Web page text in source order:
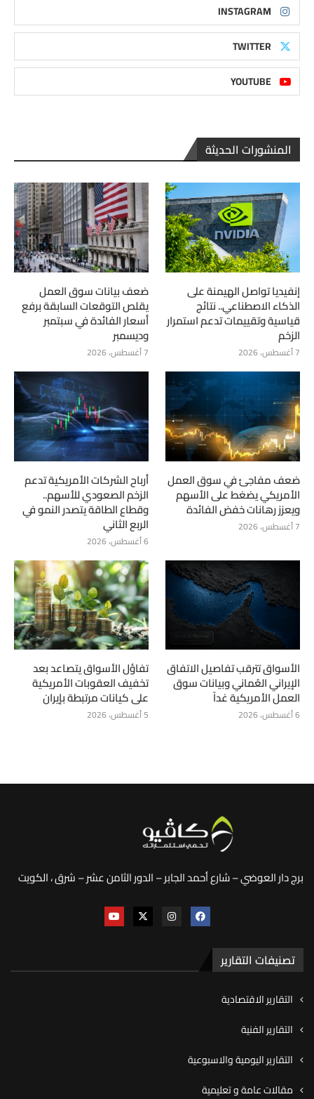
INSTAGRAM
TWITTER
YOUTUBE
المنشورات الحديثة
إنفيديا تواصل الهيمنة على
الذكاء الاصطناعي.. نتائج
قياسية وتقييمات تدعم استمرار
الزخم
7 أغسطس، 2026
ضعف بيانات سوق العمل
يقلص التوقعات السابقة برفع
أسعار الفائدة في سبتمبر
وديسمبر
7 أغسطس، 2026
ضعف مفاجئ في سوق العمل
الأمريكي يضغط على الأسهم
ويعزز رهانات خفض الفائدة
7 أغسطس، 2026
أرباح الشركات الأمريكية تدعم
الزخم الصعودي للأسهم..
وقطاع الطاقة يتصدر النمو في
الربع الثاني
6 أغسطس، 2026
الأسواق تترقب تفاصيل الاتفاق
الإيراني العُماني وبيانات سوق
العمل الأمريكية غداً
6 أغسطس، 2026
تفاؤل الأسواق يتصاعد بعد
تخفيف العقوبات الأمريكية
على كيانات مرتبطة بإيران
5 أغسطس، 2026
برج دار العوضي – شارع أحمد الجابر – الدور الثامن عشر – شرق ، الكويت
تصنيفات التقارير
التقارير الاقتصادية
التقارير الفنية
التقارير اليومية والاسبوعية
مقالات عامة و تعليمية